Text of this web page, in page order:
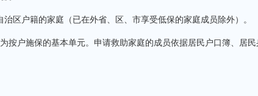
治区户籍的家庭（已在外省、区、市享受低保的家庭成员除外）。
户施保的基本单元。申请救助家庭的成员依据居民户口簿、居